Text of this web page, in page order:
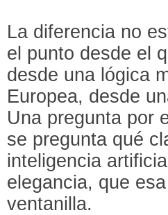
La diferencia no
el punto desde el
desde una lógica
Europea, desde
Una pregunta por
se pregunta qué
inteligencia
elegancia, que
ventanilla.